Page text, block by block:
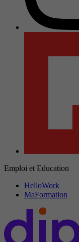
Emploi et Education
HelloWork
MaFormation